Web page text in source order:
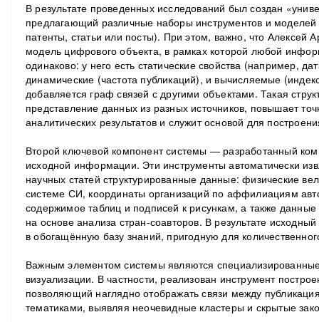
В результате проведенных исследований был создан
предлагающий различные наборы инструментов и моделей
патенты, статьи или посты). При этом, важно, что Алексей
модель цифрового объекта, в рамках которой любой
одинаково: у него есть статические свойства (например,
динамические (частота публикаций), и вычисляемые
добавляется граф связей с другими объектами. Такая
представление данных из разных источников, повышает
аналитических результатов и служит основой для
Второй ключевой компонент системы — разработанный
исходной информации. Эти инструменты автоматически
научных статей структурированные данные: физические
системе СИ, координаты организаций по аффилиациям
содержимое таблиц и подписей к рисункам, а также
на основе анализа стран-соавторов. В результате
в обогащённую базу знаний, пригодную для
Важным элементом системы являются
визуализации. В частности, реализован инструмент
позволяющий наглядно отображать связи между
тематиками, выявляя неочевидные кластеры и скрытые